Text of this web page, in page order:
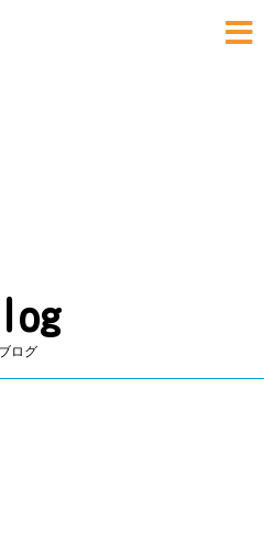
科おなかクリ
おなかに優し
ブログ